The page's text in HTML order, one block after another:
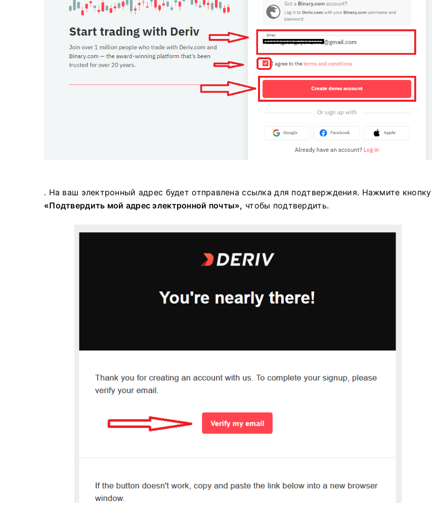
. На ваш электронный адрес будет отправлена ​​ссылка для подтверждения. Нажмите кнопку
«Подтвердить мой адрес электронной почты», чтобы подтвердить.